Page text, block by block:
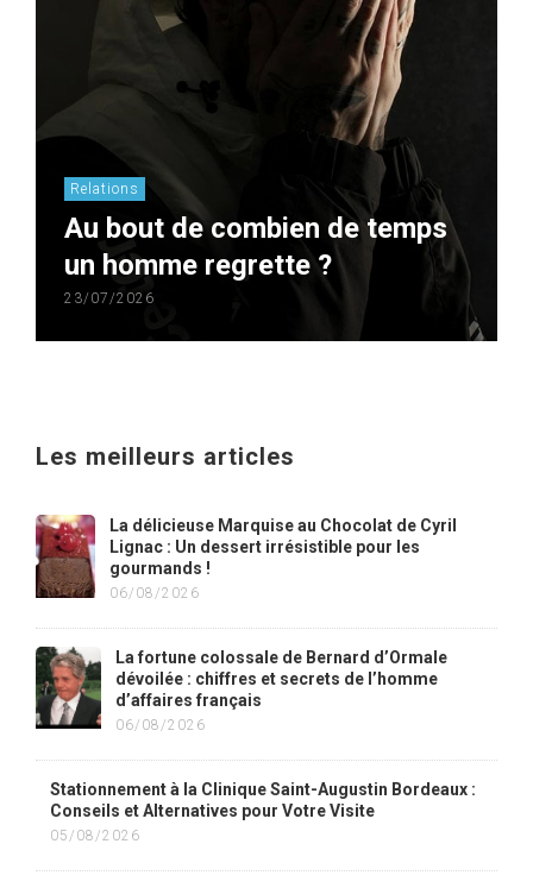
Relations
Au bout de combien de temps
un homme regrette ?
23/07/2026
Les meilleurs articles
La délicieuse Marquise au Chocolat de Cyril
Lignac : Un dessert irrésistible pour les
gourmands !
06/08/2026
La fortune colossale de Bernard d’Ormale
dévoilée : chiffres et secrets de l’homme
d’affaires français
06/08/2026
Stationnement à la Clinique Saint-Augustin Bordeaux :
Conseils et Alternatives pour Votre Visite
05/08/2026